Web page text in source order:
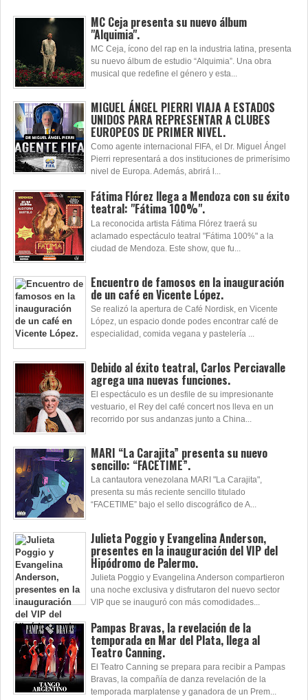
MC Ceja presenta su nuevo álbum
"Alquimia".
MC Ceja, ícono del rap en la industria latina, presenta
su nuevo álbum de estudio “Alquimia”. Una obra
musical que redefine el género y esta...
MIGUEL ÁNGEL PIERRI VIAJA A ESTADOS
UNIDOS PARA REPRESENTAR A CLUBES
EUROPEOS DE PRIMER NIVEL.
Como agente internacional FIFA, el Dr. Miguel Ángel
Pierri representará a dos instituciones de primerísimo
nivel de Europa. Además, abrirá l...
Fátima Flórez llega a Mendoza con su éxito
teatral: "Fátima 100%".
La reconocida artista Fátima Flórez traerá su
aclamado espectáculo teatral "Fátima 100%" a la
ciudad de Mendoza. Este show, que fu...
Encuentro de famosos en la inauguración
de un café en Vicente López.
Se realizó la apertura de Café Nordisk, en Vicente
López, un espacio donde podes encontrar café de
especialidad, comida vegana y pastelería ...
Debido al éxito teatral, Carlos Perciavalle
agrega una nuevas funciones.
El espectáculo es un desfile de su impresionante
vestuario, el Rey del café concert nos lleva en un
recorrido por sus andanzas junto a China...
MARI “La Carajita” presenta su nuevo
sencillo: “FACETIME”.
La cantautora venezolana MARI "La Carajita",
presenta su más reciente sencillo titulado
“FACETIME” bajo el sello discográfico de A...
Julieta Poggio y Evangelina Anderson,
presentes en la inauguración del VIP del
Hipódromo de Palermo.
Julieta Poggio y Evangelina Anderson compartieron
una noche exclusiva y disfrutaron del nuevo sector
VIP que se inauguró con más comodidades...
Pampas Bravas, la revelación de la
temporada en Mar del Plata, llega al
Teatro Canning.
El Teatro Canning se prepara para recibir a Pampas
Bravas, la compañía de danza revelación de la
temporada marplatense y ganadora de un Prem...